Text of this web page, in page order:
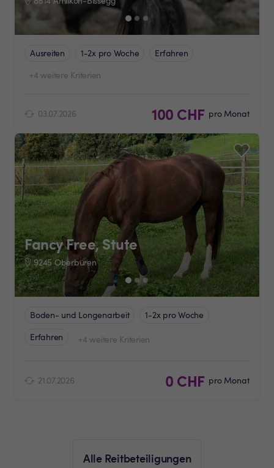
Ausreiten 1-2x pro Woche
Erfahren
+4 weitere Kriterien
03.07.2026 100 CHF pro Monat
Fancy Free, Stute
9245 Oberbüren
Boden- und Longenarbeit
1-2x pro Woche
Erfahren
+4 weitere Kriterien
21.07.2026 0 CHF pro Monat
Alle Reitbeteiligungen